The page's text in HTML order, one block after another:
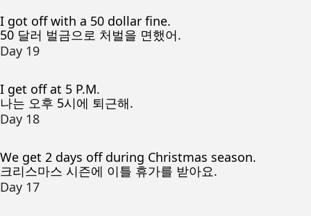
I got off with a 50 dollar fine.
50 달러 벌금으로 처벌을 면했어.
Day 19
I get off at 5 P.M.
나는 오후 5시에 퇴근해.
Day 18
We get 2 days off during Christmas season.
크리스마스 시즌에 이틀 휴가를 받아요.
Day 17